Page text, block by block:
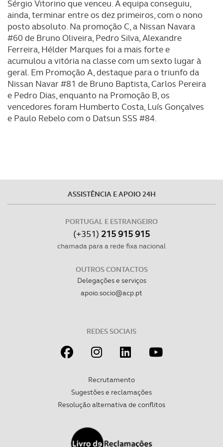
consentimento e quando tal se afigure estritamente
necessário no contexto dos serviços a prestar.
Realçamos que o bloqueio de certo tipo de Cookies e
tecnologias similares pode ter impacto na sua
experiência de navegação no Website e nos serviços
disponibilizados.
Consulte a política de cookies do site.
Sérgio Vitorino que venceu. A equipa conseguiu,
ainda, terminar entre os dez primeiros, com o nono
posto absoluto. Na promoção C, a Nissan Navara
#60 de Bruno Oliveira, Pedro Silva, Alexandre
Ferreira, Hélder Marques foi a mais forte e
acumulou a vitória na classe com um sexto lugar à
geral. Em Promoção A, destaque para o triunfo da
Nissan Navar #81 de Bruno Baptista, Carlos Pereira
e Pedro Dias, enquanto na Promoção B, os
vencedores foram Humberto Costa, Luís Gonçalves
e Paulo Rebelo com o Datsun SSS #84.
ASSISTÊNCIA E APOIO 24H
PORTUGAL E ESTRANGEIRO
(+351) 215 915 915
chamada para a rede fixa nacional
OUTROS CONTACTOS
Delegações e serviços
apoio.socio@acp.pt
REDES SOCIAIS
Recrutamento
Sugestões e reclamações
Resolução alternativa de conflitos